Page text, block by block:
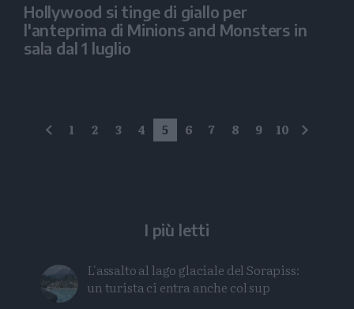
Hollywood si tinge di giallo per
l'anteprima di Minions and Monsters in
sala dal 1 luglio
precedente
1 2 3 4 5 6 7 8 9 10
I più letti
L'assalto al lago glaciale del Sorapiss:
un turista ci entra anche col sup